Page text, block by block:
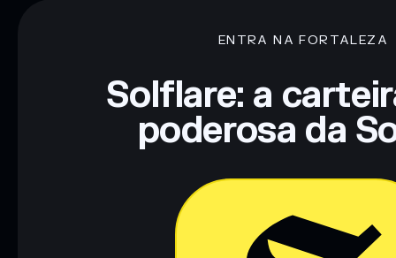
ENTRA NA FORTALEZA
Solflare: a
poderosa da